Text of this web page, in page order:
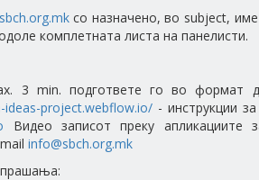
со назначено, во subject,
комплетната листа на панелисти.
3 min. подгответе го во формат
project.webflow.io/ - инструкции
Видео записот преку апликациите
info@sbch.org.mk